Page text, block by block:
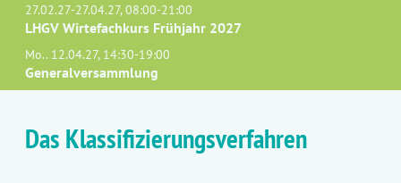
27.02.27-27.04.27, 08:00-21:00
LHGV Wirtefachkurs Frühjahr 2027
Mo.. 12.04.27, 14:30-19:00
Generalversammlung
Das Klassifizierungsverfahren